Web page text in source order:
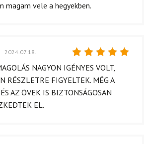
magam vele a hegyekben.
Értékelés:
2024.07.18.
NAGYON IGÉNYES VOLT,
RÉSZLETRE FIGYELTEK. MÉG A
AZ ÖVEK IS BIZTONSÁGOSAN
EL.